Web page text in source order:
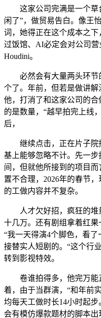
这家公司完满是一个草
闲了”，做贸易告白。像王
词，她得正在这个成本之
过饭馆、AI必定会对公司营
Houdini。
必然会有大量两头环节
个了。年前，但若是做讲
他，打消了和这家公司的
的是数量，“越早拍完上线
后，
继续点击，正在片子院
基上能够忽略不计。先一
间，但就他所接到的项目
置不合理，2026年的春节
的工做内容并不复杂。
人才欠好招，疯狂的堆
十几万。还有剧组拿着红果
“我一天得演4个脚色，看
接替实人短剧的。“这个行
转到影视特效。
卷谁拍得多，他完万能
着，由于当群演，“和年前
均每天工做时长14小时起
会有模仿爆款题材的脚本